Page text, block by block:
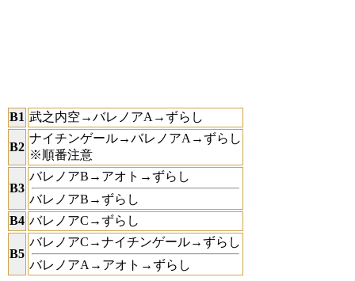
B1 武之内空→バレノアA→ずらし
B2
ナイチンゲール→バレノアA→ずらし
※順番注意
B3
バレノアB→アオト→ずらし
バレノアB→ずらし
B4 バレノアC→ずらし
B5
バレノアC→ナイチンゲール→ずらし
バレノアA→アオト→ずらし